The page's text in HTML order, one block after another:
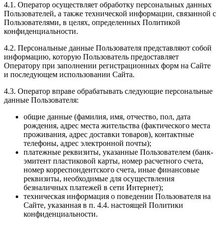
4.1. Оператор осуществляет обработку персональных данных
Пользователей, а также технической информации, связанной с
Пользователями, в целях, определенных Политикой
конфиденциальности.
4.2. Персональные данные Пользователя представляют собой
информацию, которую Пользователь предоставляет
Оператору при заполнении регистрационных форм на Сайте
и последующем использовании Сайта.
4.3. Оператор вправе обрабатывать следующие персональные
данные Пользователя:
общие данные (фамилия, имя, отчество, пол, дата
рождения, адрес места жительства (фактического места
проживания, адрес доставки товаров), контактные
телефоны, адрес электронной почты);
платежные реквизиты, указанные Пользователем (банк-
эмитент пластиковой карты, номер расчетного счета,
номер корреспондентского счета, иные финансовые
реквизиты, необходимые для осуществления
безналичных платежей в сети Интернет);
техническая информация о поведении Пользователя на
Сайте, указанная в п. 4.4. настоящей Политики
конфиденциальности.